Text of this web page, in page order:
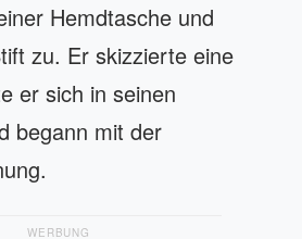
Hemdtasche und
zu. Er skizzierte eine
er sich in seinen
begann mit der
WERBUNG